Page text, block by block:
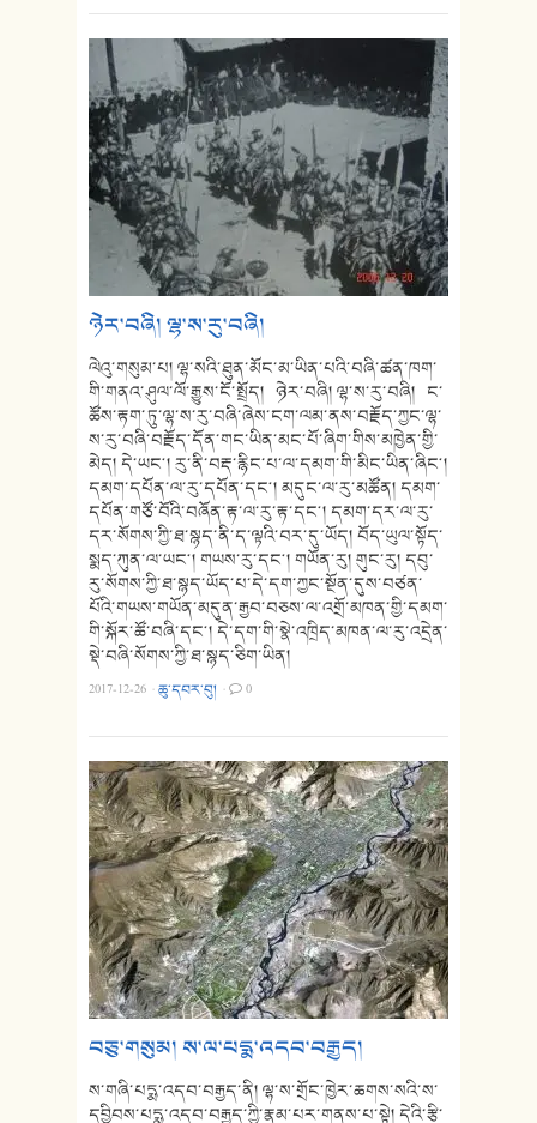
ཉེར་བཞི། ལྷ་ས་རུ་བཞི།
ལེའུ་གསུམ་པ། ལྷ་སའི་ཐུན་མོང་མ་ཡིན་པའི་བཞི་ཚན་ཁག་
གི་གནའ་ཤུལ་ལོ་རྒྱུས་ངོ་སྤྲོད། ཉེར་བཞི། ལྷ་ས་རུ་བཞི། ང་
ཚོས་རྟག་ཏུ་ལྷ་ས་རུ་བཞི་ཞེས་ངག་ལམ་ནས་བརྗོད་ཀྱང་ལྷ་
ས་རུ་བཞི་བརྗོད་དོན་གང་ཡིན་མང་པོ་ཞིག་གིས་མཁྱེན་གྱི་
མེད། དེ་ཡང༌། རུ་ནི་བརྡ་རྙིང་པ་ལ་དམག་གི་མིང་ཡིན་ཞིང༌།
དམག་དཔོན་ལ་རུ་དཔོན་དང༌། མདུང་ལ་རུ་མཚོན། དམག་
དཔོན་གཙོ་བོའི་བཞོན་རྟ་ལ་རུ་རྟ་དང༌། དམག་དར་ལ་རུ་
དར་སོགས་ཀྱི་ཐ་སྙད་ནི་ད་ལྟའི་བར་དུ་ཡོད། བོད་ཡུལ་སྟོད་
སྨད་ཀུན་ལ་ཡང༌། གཡས་རུ་དང༌། གཡོན་རུ། གུང་རུ། དབུ་
རུ་སོགས་ཀྱི་ཐ་སྙད་ཡོད་པ་དེ་དག་ཀྱང་སྔོན་དུས་བཙན་
པོའི་གཡས་གཡོན་མདུན་རྒྱབ་བཅས་ལ་འགྲོ་མཁན་གྱི་དམག་
གི་སྐོར་ཚོ་བཞི་དང༌། དེ་དག་གི་སྣེ་འཁྲིད་མཁན་ལ་རུ་འདྲེན་
སྡེ་བཞི་སོགས་ཀྱི་ཐ་སྙད་ཅིག་ཡིན།
2017-12-26 ·ཆུ་དབར་བུ། · 0
བཅུ་གསུམ། ས་ལ་པདྨ་འདབ་བརྒྱད།
ས་གཞི་པདྨ་འདབ་བརྒྱད་ནི། ལྷ་ས་གྲོང་ཁྱེར་ཆགས་སའི་ས་
དབྱིབས་པདྨ་འདབ་བརྒྱད་ཀྱི་རྣམ་པར་གནས་པ་སྟེ། དེའི་རྩི་